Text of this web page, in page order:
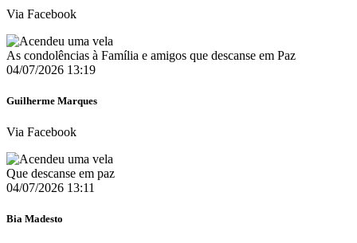
Via Facebook
As condolências à Família e amigos que descanse em Paz
04/07/2026 13:19
Guilherme Marques
Via Facebook
Que descanse em paz
04/07/2026 13:11
Bia Madesto